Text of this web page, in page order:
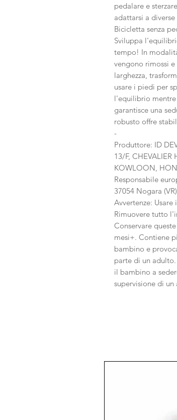
pedalare e
adattarsi a
Bicicletta senza
Sviluppa
tempo! In
vengono rimossi
larghezza,
usare i piedi per
l'equilibrio mentre
garantisce una
robusto offre
-
Produttore: ID
13/F, CHEVALIER
KOWLOON,
Responsabile
37054 Nogara
Avvertenze:
Rimuovere tutto
Conservare
mesi+. Contiene
bambino e
parte di un
il bambino a
supervisione di